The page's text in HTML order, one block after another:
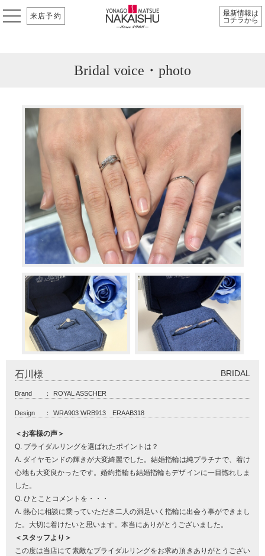
来店予約
最新情報は
コチラから
Bridal voice・photo
石川様 BRIDAL
Brand ： ROYAL ASSCHER
Design ： WRA903 WRB913 ERAAB318
＜お客様の声＞
Q. ブライダルリングを選ばれたポイントは？
A. ダイヤモンドの輝きが大変綺麗でした。結婚指輪は純プラチナで、着け
心地も大変良かったです。婚約指輪も結婚指輪もデザインに一目惚れしま
した。
Q. ひとことコメントを・・・
A. 熱心に相談に乗っていただき二人の満足いく指輪に出会う事ができまし
た。大切に着けたいと思います。本当にありがとうございました。
＜スタッフより＞
この度は当店にて素敵なブライダルリングをお求め頂きありがとうござい